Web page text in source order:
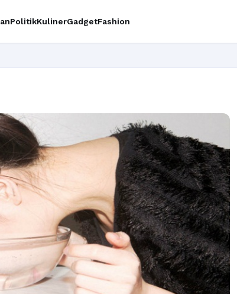
PolitikKulinerGadgetFashion